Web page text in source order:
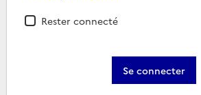
Rester connecté
Se connecter